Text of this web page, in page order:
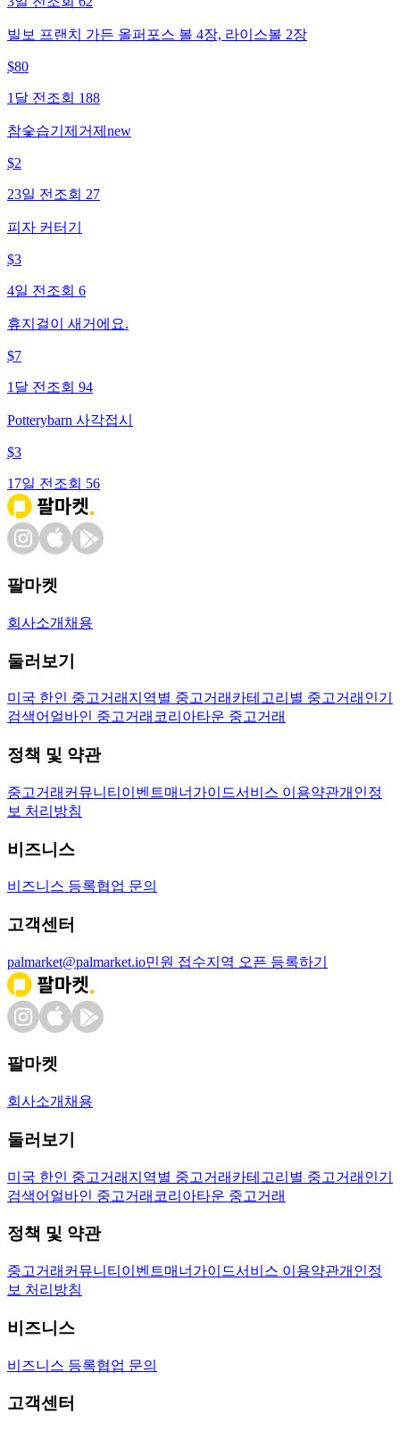
빌보 프랜치 가든 올퍼포스 볼 4장, 라이스볼 2장
$80
1달 전 조회 188
참숯습기제거제new
$2
23일 전 조회 27
피자 커터기
$3
4일 전 조회 6
휴지걸이 새거에요.
$7
1달 전 조회 94
Potterybarn 사각접시
$3
17일 전 조회 56
팔마켓
회사소개 채용
둘러보기
미국 한인 중고거래 지역별 중고거래 카테고리별 중고거래 인기
검색어 얼바인 중고거래 코리아타운 중고거래
정책 및 약관
중고거래 커뮤니티 이벤트매너가이드서비스 이용약관개인정
보 처리방침
비즈니스
비즈니스 등록협업 문의
고객센터
palmarket@palmarket.io민원 접수지역 오픈 등록하기
팔마켓
회사소개 채용
둘러보기
미국 한인 중고거래 지역별 중고거래 카테고리별 중고거래 인기
검색어 얼바인 중고거래 코리아타운 중고거래
정책 및 약관
중고거래 커뮤니티 이벤트매너가이드서비스 이용약관개인정
보 처리방침
비즈니스
비즈니스 등록협업 문의
고객센터